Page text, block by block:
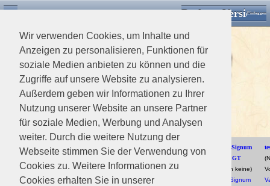
Wir verwenden Cookies, um Inhalte und
Anzeigen zu personalisieren, Funktionen für
soziale Medien anbieten zu können und die
Zugriffe auf unsere Website zu analysieren.
Außerdem geben wir Informationen zu Ihrer
Nutzung unserer Website an unsere Partner
für soziale Medien, Werbung und Analysen
weiter. Durch die weitere Nutzung der
Webseite stimmen Sie der Verwendung von
Cookies zu. Weitere Informationen zu
Cookies erhalten Sie in unserer
Desktop VersionEinloggen
Downloads Home
Downloads
Kategorie Name
xxx112
(12)
Unterkategorien:2. Weltkrieg ,
xxx112Bauanleitungen (6)
Unterkategorien: Magnetometer,
Neueste Downloads
3 D
Kabelhalter für
die untere welle
3D Druck //
Simplex
Kabelhalter für
AKA Signum
MFD GT
(Noch keine)
Signum